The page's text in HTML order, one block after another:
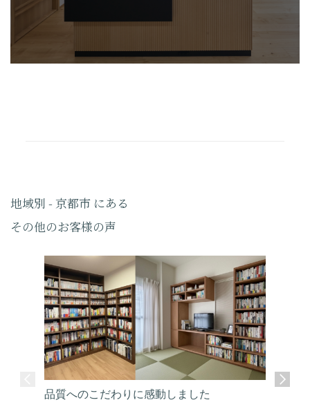
地域別 - 京都市 にある
その他のお客様の声
品質へのこだわりに感動しました